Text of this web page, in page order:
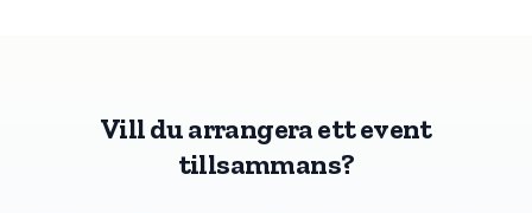
Vill du arrangera ett event
tillsammans?